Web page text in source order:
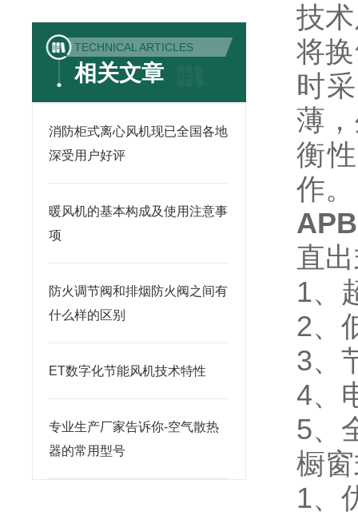
TECHNICAL ARTICLES
相关文章
消防柜式离心风机现已全国各地
深受用户好评
暖风机的基本构成及使用注意事
项
防火调节阀和排烟防火阀之间有
什么样的区别
ET数字化节能风机技术特性
专业生产厂家告诉你-空气散热
器的常用型号
技
将
时
薄
衡
作。
直
1、
2、
3、
4、
5、
橱
1、